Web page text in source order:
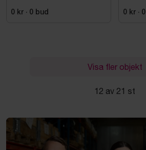
0 kr · 0 bud
0 kr · 0
Visa fler objekt
12 av 21 st